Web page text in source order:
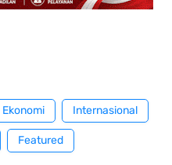
Ekonomi Internasional
Featured